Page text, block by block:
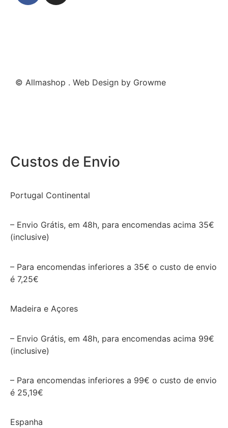
© Allmashop . Web Design by Growme
Custos de Envio
Portugal Continental
– Envio Grátis, em 48h, para encomendas acima 35€
(inclusive)
– Para encomendas inferiores a 35€ o custo de envio
é 7,25€
Madeira e Açores
– Envio Grátis, em 48h, para encomendas acima 99€
(inclusive)
– Para encomendas inferiores a 99€ o custo de envio
é 25,19€
Espanha